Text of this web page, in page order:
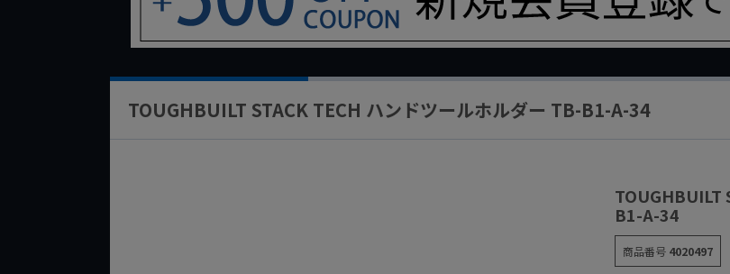
TOUGHBUILT STACK TECH ハンドツールホルダー TB-B1-A-34
TOUGHBUILT
B1-A-34
商品番号 4020497